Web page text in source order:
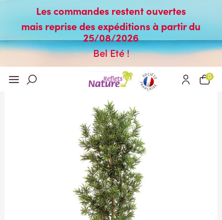
Les commandes restent ouvertes
mais reprise des expéditions à partir du
25/08/2026
Bel Eté !
0